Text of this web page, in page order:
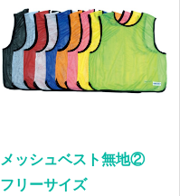
メッシュベスト無地②
フリーサイズ